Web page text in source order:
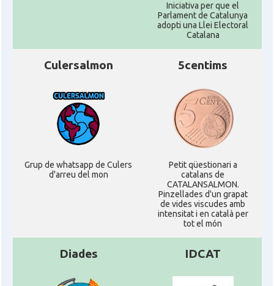
Iniciativa per que el
Parlament de Catalunya
adopti una Llei Electoral
Catalana
Culersalmon
Grup de whatsapp de Culers
d'arreu del mon
5centims
Petit qüestionari a
catalans de
CATALANSALMON.
Pinzellades d'un grapat
de vides viscudes amb
intensitat i en català per
tot el món
Diades IDCAT